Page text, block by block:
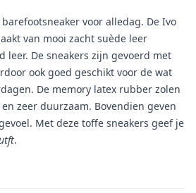
voor alledag. De Ivo
van mooi zacht suède leer
leer. De sneakers zijn gevoerd met
ook goed geschikt voor de wat
De memory latex rubber zolen
zeer duurzaam. Bovendien geven
Met deze toffe sneakers geef je
.